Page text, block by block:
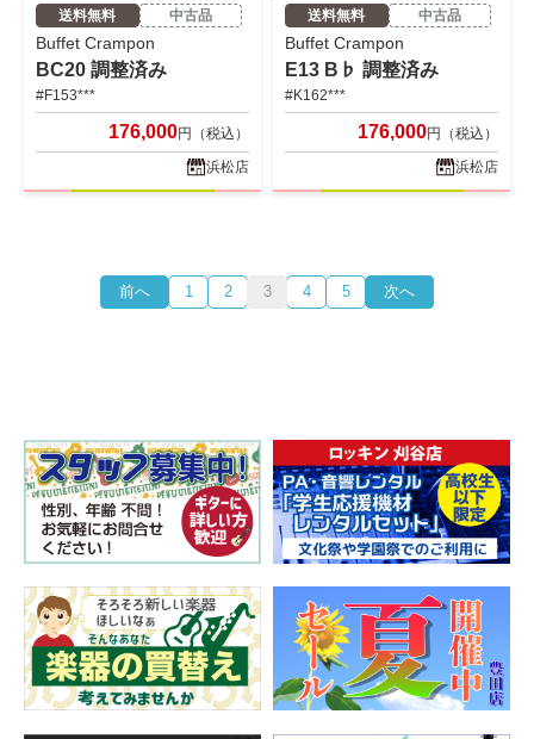
送料無料 中古品
Buffet Crampon
BC20 調整済み
#F153***
176,000円（税込）
浜松店
送料無料 中古品
Buffet Crampon
E13 B♭ 調整済み
#K162***
176,000円（税込）
浜松店
前へ 1 2 3 4 5 次へ